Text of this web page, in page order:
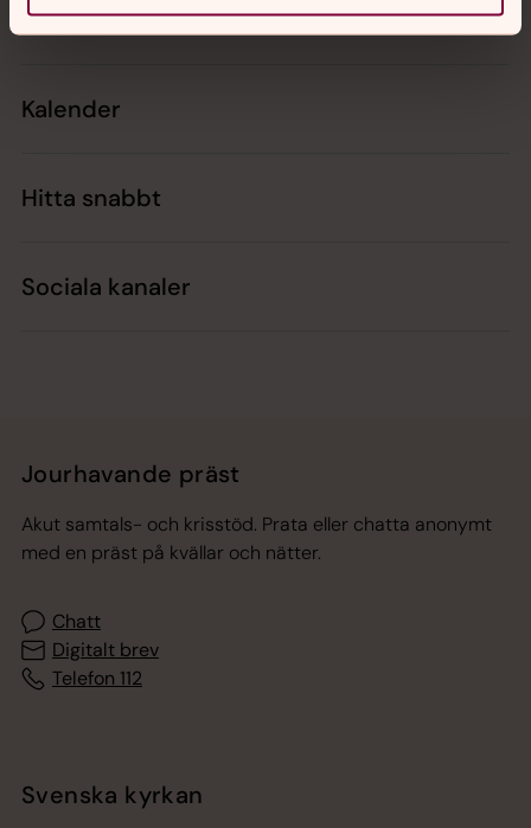
Kontakt
Kalender
Hitta snabbt
Sociala kanaler
Jourhavande präst
Akut samtals- och krisstöd. Prata eller chatta anonymt
med en präst på kvällar och nätter.
Chatt
Digitalt brev
Telefon 112
Svenska kyrkan